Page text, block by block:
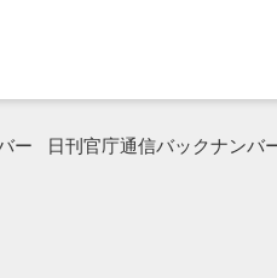
ー 日刊官庁通信バックナンバ